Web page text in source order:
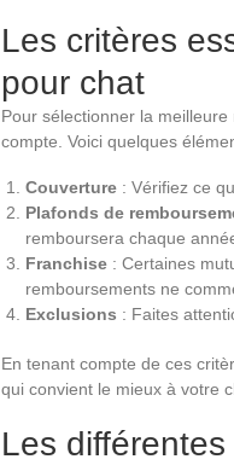
Les critères
pour chat
Pour sélectionner la
compte. Voici quelques
Couverture : Vérifiez ce
Plafonds de
remboursera chaque
Franchise : Certaines
remboursements ne
Exclusions : Faites
En tenant compte de ces
qui convient le mieux à votre
Les